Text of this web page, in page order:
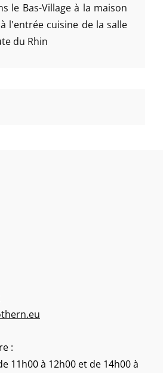
le Bas-Village à la maison
l'entrée cuisine de la salle
du Rhin
:
11h00 à 12h00 et de 14h00 à